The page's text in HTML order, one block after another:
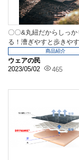
〇〇&丸紐だからしっか
る！漕ぎやすと歩きや
ウェアの民
2023/05/02
465
商品紹介